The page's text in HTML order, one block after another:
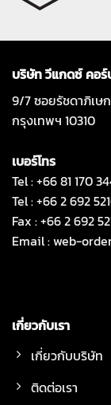
บริษัท วีแกดซ์ คอร์
9/7 ซอยรัชดาภิเษ
กรุงเทพฯ 10310
เบอร์โทร
Tel : +66 81 170
Tel : +66 2 692
Fax : +66 2 692
Email :web-
เกี่ยวกับเรา
เกี่ยวกับบริษัท
ติดต่อเรา